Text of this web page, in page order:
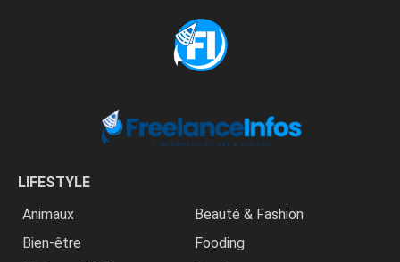
LIFESTYLE
Animaux
Beauté & Fashion
Bien-être
Fooding